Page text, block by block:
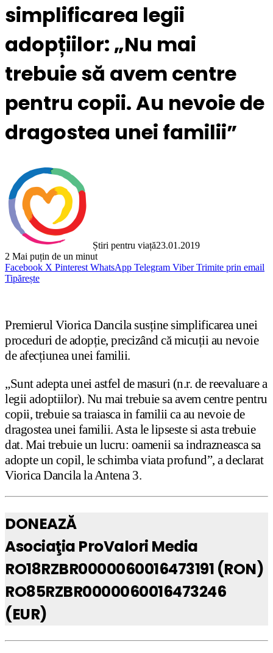
simplificarea legii
adopțiilor: „Nu mai
trebuie să avem centre
pentru copii. Au nevoie de
dragostea unei familii”
Știri pentru viață23.01.2019
2 Mai puțin de un minut
Facebook X Pinterest WhatsApp Telegram Viber Trimite prin email
Tipărește
Premierul Viorica Dancila susține simplificarea unei
proceduri de adopție, precizând că micuții au nevoie
de afecțiunea unei familii.
„Sunt adepta unei astfel de masuri (n.r. de reevaluare a
legii adoptiilor). Nu mai trebuie sa avem centre pentru
copii, trebuie sa traiasca in familii ca au nevoie de
dragostea unei familii. Asta le lipseste si asta trebuie
dat. Mai trebuie un lucru: oamenii sa indrazneasca sa
adopte un copil, le schimba viata profund”, a declarat
Viorica Dancila la Antena 3.
DONEAZĂ
Asociaţia ProValori Media
RO18RZBR0000060016473191 (RON)
RO85RZBR0000060016473246
(EUR)